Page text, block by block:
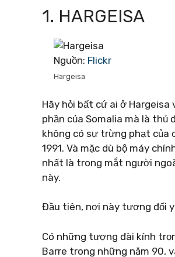
1. HARGEISA
Nguồn: Flickr
Hargeisa
Hãy hỏi bất cứ ai ở
phần của Somalia mà là thủ
không có sự trừng phạt của
1991. Và mặc dù bộ máy
nhất là trong mắt người
này.
Đầu tiên, nơi này tương đối
Có những tượng đài kính
Barre trong những năm 90,